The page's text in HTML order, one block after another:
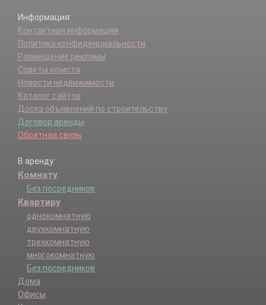
Информация:
Контактная информация
Политика конфиденциальности
Размещение рекламы
Советы юриста
Новости недвижимости
Каталог сайтов
Доска объявлений по строительству
Договор аренды
Обратная связь
В аренду:
Комнату
Без посредников
Квартиру
однокомнатную
двухкомнатную
трехкомнатную
многокомнатную
Без посредников
Дома
Офисы